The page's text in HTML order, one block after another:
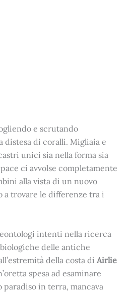
e scrutando
distesa di coralli. Migliaia e
unici sia nella forma sia
ci avvolse completamente
alla vista di un nuovo
a trovare le differenze tra i
intenti nella ricerca
delle antiche
della costa di Airlie
spesa ad esaminare
paradiso in terra, mancava